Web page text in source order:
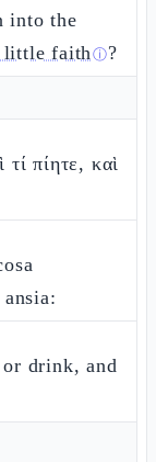
into the
little faithⓘ?
τί πίητε, καὶ
drink, and